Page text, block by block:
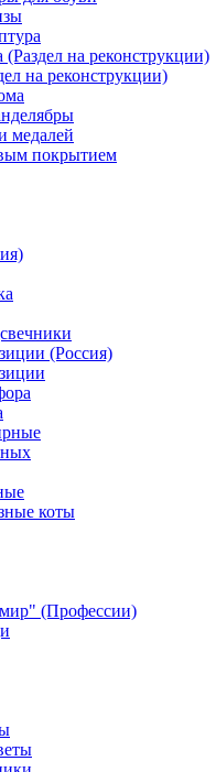
на реконструкции)
на реконструкции)
медалей
покрытием
(Россия)
коты
(Профессии)